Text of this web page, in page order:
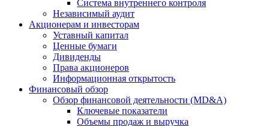
Система внутреннего контроля
Независимый аудит
Акционерам и инвесторам
Уставный капитал
Ценные бумаги
Дивиденды
Права акционеров
Информационная открытость
Финансовый обзор
Обзор финансовой деятельности (MD&A)
Ключевые показатели
Объемы продаж и выручка